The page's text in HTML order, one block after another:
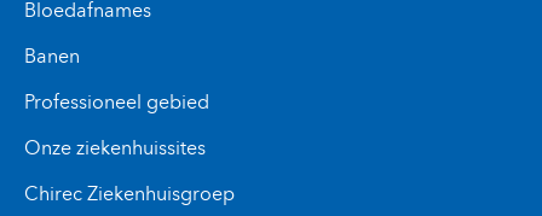
Bloedafnames
Banen
Professioneel gebied
Onze ziekenhuissites
Chirec Ziekenhuisgroep